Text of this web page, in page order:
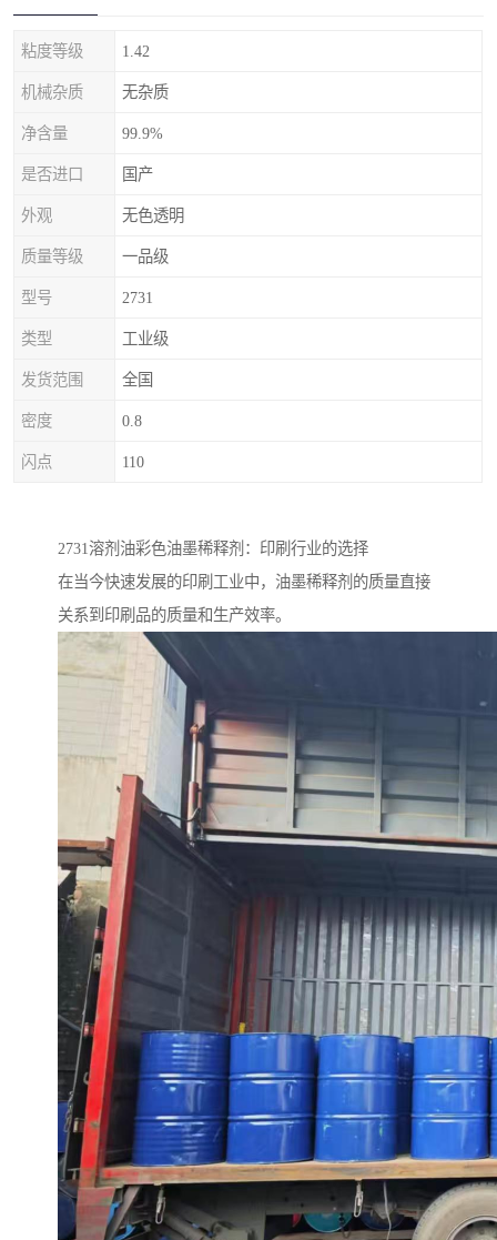
粘度等级 1.42
机械杂质 无杂质
净含量 99.9%
是否进口 国产
外观 无色透明
质量等级 一品级
型号 2731
类型 工业级
发货范围 全国
密度 0.8
闪点 110
2731溶剂油彩色油墨稀释剂：印刷行业的选择
在当今快速发展的印刷工业中，油墨稀释剂的质量直接
关系到印刷品的质量和生产效率。